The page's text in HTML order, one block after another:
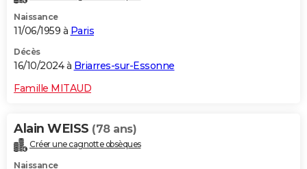
Naissance
11/06/1959 à Paris
Décès
16/10/2024 à Briarres-sur-Essonne
Famille MITAUD
Alain WEISS (78 ans)
Créer une cagnotte obsèques
Naissance